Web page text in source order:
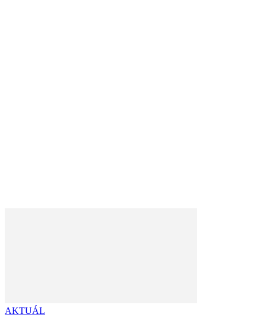
AKTUÁL